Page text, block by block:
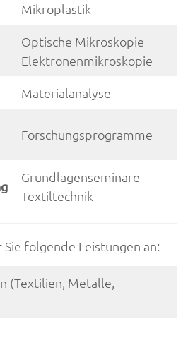
Mikroplastik
Optische Mikroskopie
Elektronenmikroskopie
Materialanalyse
Forschungsprogramme
Grundlagenseminare
Textiltechnik
folgende Leistungen an:
(Textilien, Metalle,